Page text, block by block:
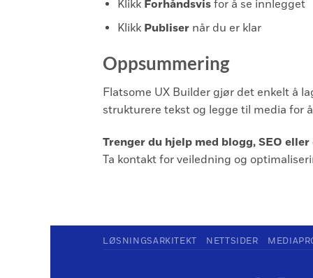
Klikk Forhåndsvisfor å se innlegget
Klikk Publisernår du er klar
Oppsummering
Flatsome UX Builder gjør det enkelt å
strukturere tekst og legge til media for
Trenger du hjelp med blogg, SEO
Ta kontakt for veiledning og
LØSNINGSARKITEKT NETTSIDER